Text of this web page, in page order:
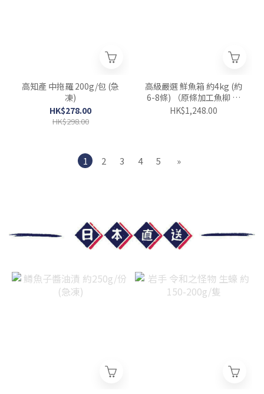
高知產 中拖羅 200g/包 (急
凍)
HK$278.00
HK$298.00
高級嚴選 鮮魚箱 約4kg (約
6-8條) （原條加工魚柳 起
骨）
HK$1,248.00
1 2 3 4 5 »